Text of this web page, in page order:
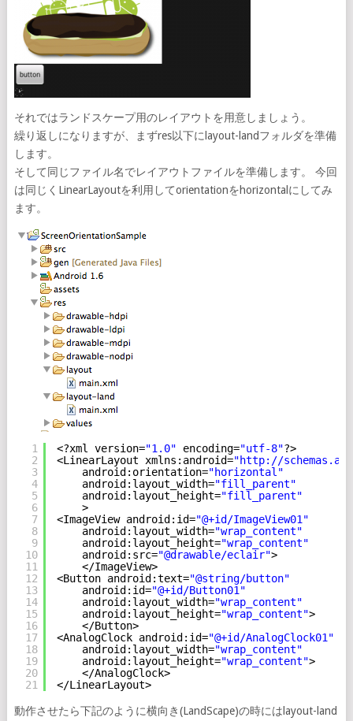
それではランドスケープ用のレイアウトを用意しましょう。
繰り返しになりますが、まずres以下にlayout-landフォルダを準備
します。
そして同じファイル名でレイアウトファイルを準備します。 今回
は同じくLinearLayoutを利用してorientationをhorizontalにしてみ
ます。
1
2
3
4
5
6
7
8
9
10
11
12
13
14
15
16
17
18
19
20
21
<?xml version="1.0" encoding="utf-8"?>
<LinearLayout xmlns:android="http://
android:orientation="horizontal"
android:layout_width="fill_parent"
android:layout_height="fill_parent"
>
<ImageView android:id="@+id/ImageView01"
android:layout_width="wrap_content"
android:layout_height="wrap_content"
android:src="@drawable/eclair">
</ImageView>
<Button android:text="@string/button"
android:id="@+id/Button01"
android:layout_width="wrap_content"
android:layout_height="wrap_content">
</Button>
<AnalogClock android:id="@+id/AnalogClock01"
android:layout_width="wrap_content"
android:layout_height="wrap_content">
</AnalogClock>
</LinearLayout>
動作させたら下記のように横向き(LandScape)の時にはlayout-land